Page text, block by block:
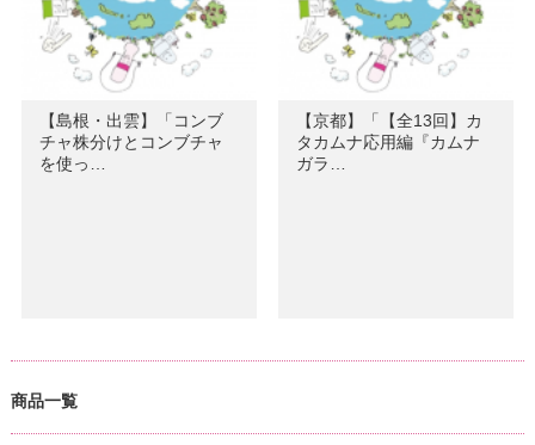
【島根・出雲】「コンブ
チャ株分けとコンブチャ
を使っ…
【京都】「【全13回】カ
タカムナ応用編『カムナ
ガラ…
商品一覧